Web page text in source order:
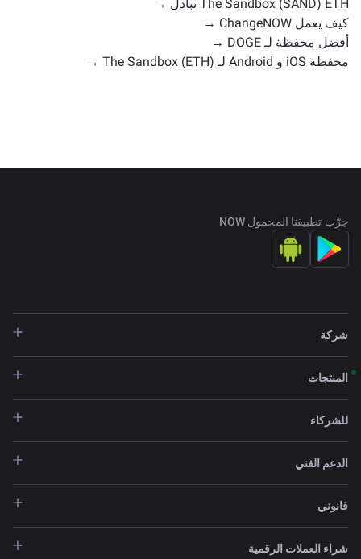
The Sandbox (SAND) ETH تبادل →
كيف يعمل ChangeNOW →
أفضل محفظة لـ DOGE →
محفظة iOS و Android لـ The Sandbox (ETH) →
جرّب تطبيقنا المحمول NOW
شركة
المنتجات
للشركاء
الدعم الفني
قانوني
شراء العملات الرقمية